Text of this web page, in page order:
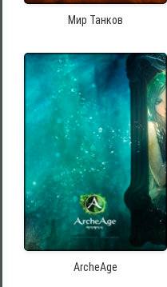
Мир Танков
ArcheAge